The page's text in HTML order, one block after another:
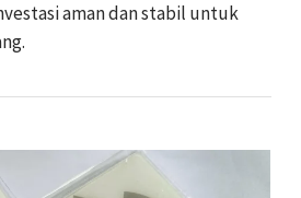
aman dan stabil untuk